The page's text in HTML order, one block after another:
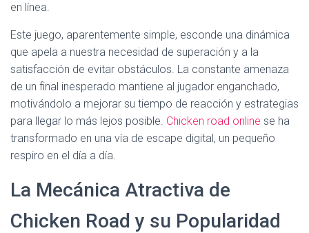
en línea.
Este juego, aparentemente simple, esconde una dinámica
que apela a nuestra necesidad de superación y a la
satisfacción de evitar obstáculos. La constante amenaza
de un final inesperado mantiene al jugador enganchado,
motivándolo a mejorar su tiempo de reacción y estrategias
para llegar lo más lejos posible. Chicken road online se ha
transformado en una vía de escape digital, un pequeño
respiro en el día a día.
La Mecánica Atractiva de
Chicken Road y su Popularidad